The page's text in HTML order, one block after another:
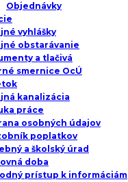
Objednávky
vyhlášky
obstarávanie
a tlačivá
smernice OcÚ
kanalizácia
práce
osobných údajov
poplatkov
a školský úrad
doba
prístup k informáciám